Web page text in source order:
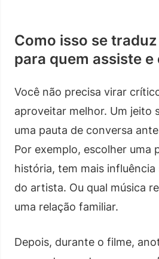
Como isso se
para quem assiste
Você não precisa virar
aproveitar melhor. Um jeito
uma pauta de conversa
Por exemplo, escolher uma
história, tem mais influência
do artista. Ou qual música
uma relação familiar.
Depois, durante o filme,